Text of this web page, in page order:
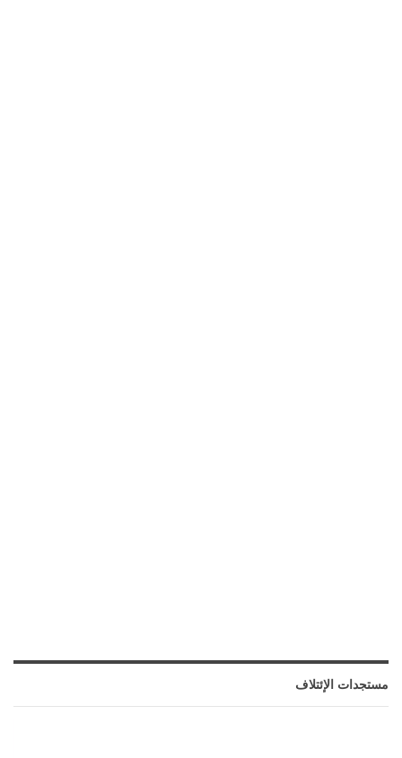
مستجدات الإئتلاف